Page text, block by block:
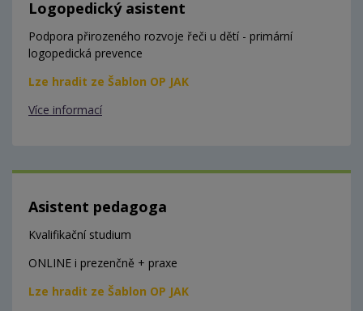
Logopedický asistent
Podpora přirozeného rozvoje řeči u dětí - primární
logopedická prevence
Lze hradit ze Šablon OP JAK
Více informací
Asistent pedagoga
Kvalifikační studium
ONLINE i prezenčně + praxe
Lze hradit ze Šablon OP JAK